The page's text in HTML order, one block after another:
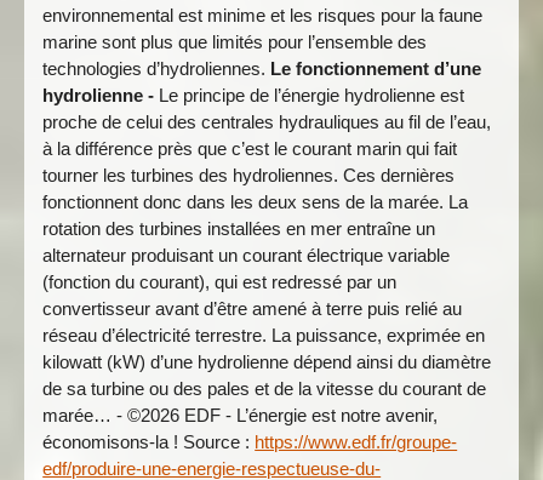
environnemental est minime et les risques pour la faune
marine sont plus que limités pour l’ensemble des
technologies d’hydroliennes. Le fonctionnement d’une
hydrolienne - Le principe de l’énergie hydrolienne est
proche de celui des centrales hydrauliques au fil de l’eau,
à la différence près que c’est le courant marin qui fait
tourner les turbines des hydroliennes. Ces dernières
fonctionnent donc dans les deux sens de la marée. La
rotation des turbines installées en mer entraîne un
alternateur produisant un courant électrique variable
(fonction du courant), qui est redressé par un
convertisseur avant d’être amené à terre puis relié au
réseau d’électricité terrestre. La puissance, exprimée en
kilowatt (kW) d’une hydrolienne dépend ainsi du diamètre
de sa turbine ou des pales et de la vitesse du courant de
marée… - ©2026 EDF - L’énergie est notre avenir,
économisons-la ! Source : https://www.edf.fr/groupe-
edf/produire-une-energie-respectueuse-du-